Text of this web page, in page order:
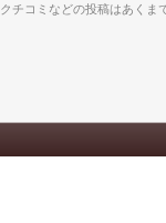
クチコミなどの投稿はあくま